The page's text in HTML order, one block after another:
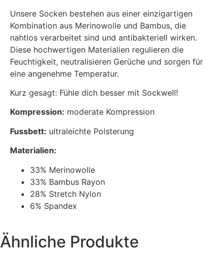
Unsere Socken bestehen aus einer einzigartigen
Kombination aus Merinowolle und Bambus, die
nahtlos verarbeitet sind und antibakteriell wirken.
Diese hochwertigen Materialien regulieren die
Feuchtigkeit, neutralisieren Gerüche und sorgen für
eine angenehme Temperatur.
Kurz gesagt: Fühle dich besser mit Sockwell!
Kompression: moderate Kompression
Fussbett: ultraleichte Polsterung
Materialien:
33% Merinowolle
33% Bambus Rayon
28% Stretch Nylon
6% Spandex
Ähnliche Produkte